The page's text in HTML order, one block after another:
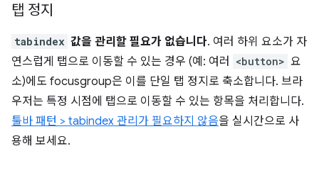
탭 정지
tabindex 값을 관리할 필요가 없습니다. 여러 하위 요소가 자
연스럽게 탭으로 이동할 수 있는 경우 (예: 여러
<button> 요
소)에도 focusgroup은 이를 단일 탭 정지로 축소합니다. 브라
우저는 특정 시점에 탭으로 이동할 수 있는 항목을 처리합니다.
툴바 패턴 > tabindex 관리가 필요하지 않음을 실시간으로 사
용해 보세요.